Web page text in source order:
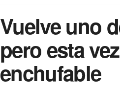
Vuelve uno
pero esta
enchufable